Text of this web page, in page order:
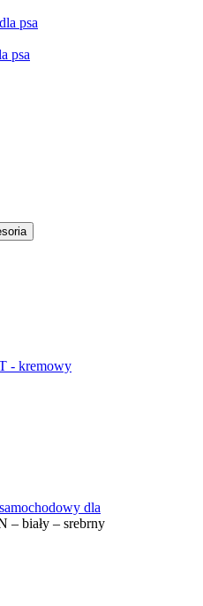
psa
psa
- kremowy
dla
– biały – srebrny